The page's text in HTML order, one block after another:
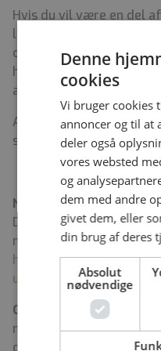
Hvis du vil være en del
lægesekretærgruppe, så
cv via linket her på
hospitalet i hænde
afholdes i uge 28.
Ansøgning, CV og
sendes via ”søg job”, her
Nysgerrig på jobbet og
Du kan møde nogle af
mere om vores strategi,
https://
uddannelse/Sider/
Om livet på Bornholm:
noget særligt. Vi har
og det fineste sand. Alt
Denne
cookies
Vi bruger cookies
annoncer og til at
deler også
vores websted
og
dem med andre
givet dem, eller
din brug af deres
Absolut
nødvendige